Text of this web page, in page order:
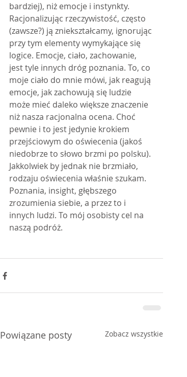
bardziej), niż emocje i instynkty.
Racjonalizując rzeczywistość, często
(zawsze?) ją zniekształcamy, ignorując
przy tym elementy wymykające się
logice. Emocje, ciało, zachowanie,
jest tyle innych dróg poznania. To, co
moje ciało do mnie mówi, jak reagują
emocje, jak zachowują się ludzie
może mieć daleko większe znaczenie
niż nasza racjonalna ocena. Choć
pewnie i to jest jedynie krokiem
przejściowym do oświecenia (jakoś
niedobrze to słowo brzmi po polsku).
Jakkolwiek by jednak nie brzmiało,
rodzaju oświecenia właśnie szukam.
Poznania, insight, głębszego
zrozumienia siebie, a przez to i
innych ludzi. To mój osobisty cel na
naszą podróż.
Powiązane posty Zobacz wszystkie